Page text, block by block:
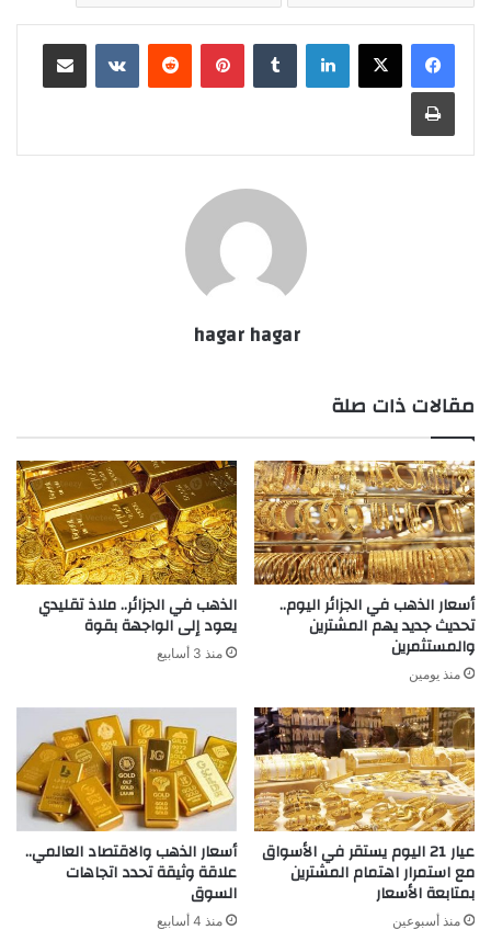
لينكدإن بينتيريست مشاركة عبر البريد
طباعة
hagar hagar
مقالات ذات صلة
أسعار الذهب في الجزائر اليوم..
تحديث جديد يهم المشترين
والمستثمرين
منذ يومين
الذهب في الجزائر.. ملاذ تقليدي
يعود إلى الواجهة بقوة
منذ 3 أسابيع
عيار 21 اليوم يستقر في الأسواق
مع استمرار اهتمام المشترين
بمتابعة الأسعار
منذ أسبوعين
أسعار الذهب والاقتصاد العالمي..
علاقة وثيقة تحدد اتجاهات
السوق
منذ 4 أسابيع